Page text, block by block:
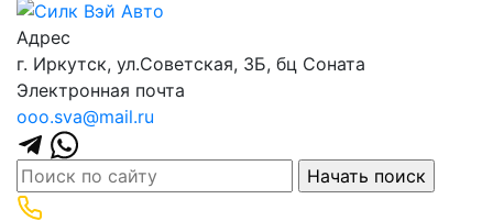
Адрес
г. Иркутск, ул.​Советская, 3Б, бц Соната
Электронная почта
ooo.sva@mail.ru